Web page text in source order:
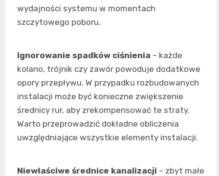
wydajności systemu w momentach
szczytowego poboru.
Ignorowanie spadków ciśnienia – każde
kolano, trójnik czy zawór powoduje dodatkowe
opory przepływu. W przypadku rozbudowanych
instalacji może być konieczne zwiększenie
średnicy rur, aby zrekompensować te straty.
Warto przeprowadzić dokładne obliczenia
uwzględniające wszystkie elementy instalacji.
Niewłaściwe średnice kanalizacji – zbyt małe